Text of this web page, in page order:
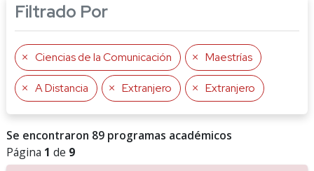
Filtrado Por
Ciencias de la Comunicación Maestrías
A Distancia Extranjero Extranjero
Se encontraron 89 programas académicos
Página 1 de 9